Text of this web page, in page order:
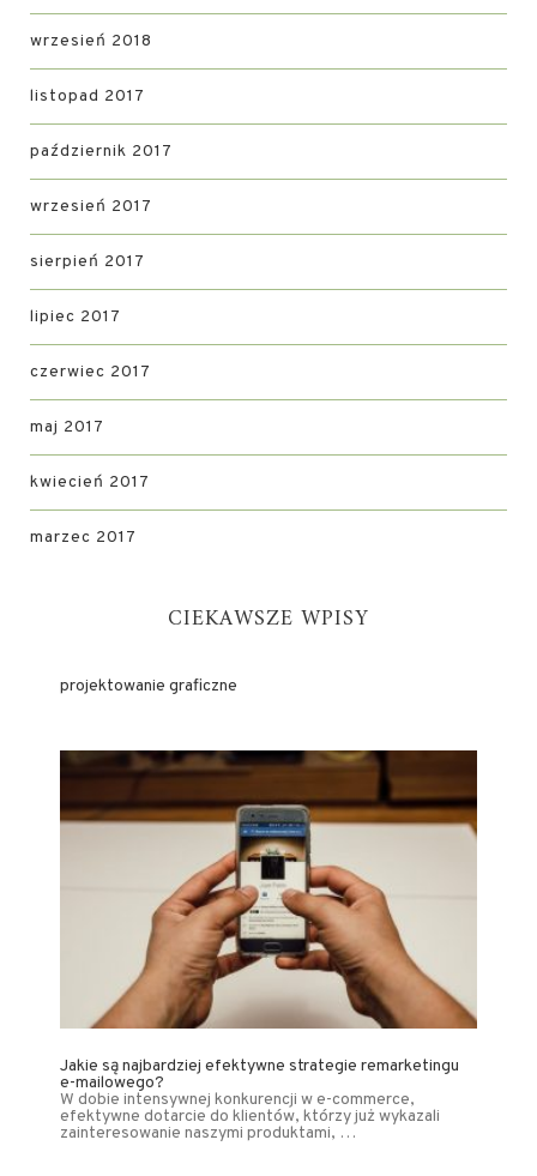
wrzesień 2018
listopad 2017
październik 2017
wrzesień 2017
sierpień 2017
lipiec 2017
czerwiec 2017
maj 2017
kwiecień 2017
marzec 2017
CIEKAWSZE WPISY
projektowanie graficzne
Jakie są najbardziej efektywne strategie remarketingu
e-mailowego?
W dobie intensywnej konkurencji w e-commerce,
efektywne dotarcie do klientów, którzy już wykazali
zainteresowanie naszymi produktami, …